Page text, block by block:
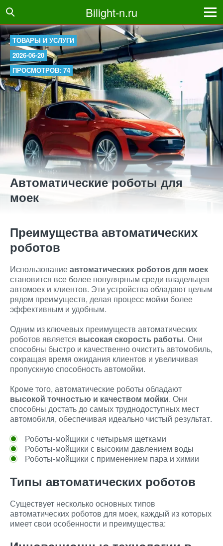
Bilight-n.ru
ТОВАРЫ И УСЛУГИ
2026-06-20
ПРОСМОТРОВ: 74
Автоматические роботы для
моек
Преимущества автоматических
роботов
Использованиеавтоматических роботов для моек
становится все более популярным среди владельцев
автомоек и клиентов. Эти устройства обладают целым
рядом преимуществ, делая процесс мойки более
эффективным и удобным.
Одним из ключевых преимуществ автоматических
роботов является высокая скорость работы. Они
способны быстро и качественно очистить автомобиль,
сокращая время ожидания клиентов и увеличивая
пропускную способность автомойки.
Кроме того, автоматические роботы обладают
высокой точностью и качеством мойки. Они
способны достать до самых труднодоступных мест
автомобиля, обеспечивая идеально чистый результат.
Роботы-мойщики с четырьмя щетками
Роботы-мойщики с высоким давлением воды
Роботы-мойщики с применением пара и химии
Типы автоматических роботов
Существует несколько основных типов
автоматических роботов для моек, каждый из которых
имеет свои особенности и преимущества: